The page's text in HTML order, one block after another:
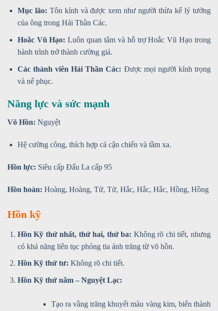
Mục lão: Tôn kính và được xem như người thừa kế lý tưởng
của ông trong Hải Thần Các.
Hoắc Vũ Hạo: Luôn quan tâm và hỗ trợ Hoắc Vũ Hạo trong
hành trình trở thành cường giả.
Các thành viên Hải Thần Các: Được mọi người kính trọng
và nể phục.
Năng lực và sức mạnh
Võ Hồn: Nguyệt
Hệ cường công, thích hợp cả cận chiến và tầm xa.
Hồn lực: Siêu cấp Đấu La cấp 95
Hồn hoàn: Hoàng, Hoàng, Tử, Tử, Hắc, Hắc, Hắc, Hồng, Hồng
Hồn kỹ
Hồn Kỹ thứ nhất, thứ hai, thứ ba: Không rõ chi tiết, nhưng
có khả năng liên tục phóng tia ánh trăng từ võ hồn.
Hồn Kỹ thứ tư: Không rõ chi tiết.
Hồn Kỹ thứ năm – Nguyệt Lạc:
Tạo ra vầng trăng khuyết màu vàng kim, biến thành